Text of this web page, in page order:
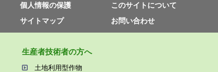
個⼈情報の保護
このサイトについて
サイトマップ
お問い合わせ
⽣産者技術者の⽅へ
⼟地利⽤型作物